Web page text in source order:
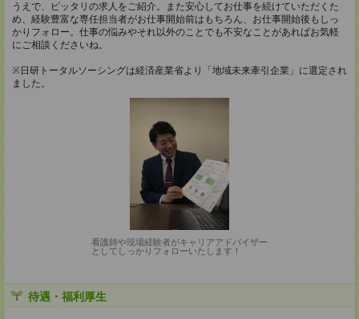
うえで、ピッタリの求人をご紹介。また安心してお仕事を続けていただくた
め、経験豊富な専任担当者がお仕事開始前はもちろん、お仕事開始後もしっ
かりフォロー。仕事の悩みやそれ以外のことでも不安なことがあればお気軽
にご相談くださいね。
※日研トータルソーシングは経済産業省より「地域未来牽引企業」に選定され
ました。
看護師や現場経験者がキャリアアドバイザー
としてしっかりフォローいたします！
待遇・福利厚生